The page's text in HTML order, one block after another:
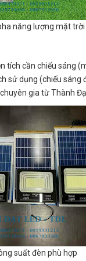
năng lượng mặt trời
tích cần chiếu sáng
dụng (chiếu
gia từ Thành
suất đèn phù hợp